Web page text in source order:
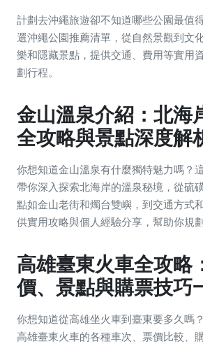
計劃去沖繩旅遊卻不知道哪些公園最值
選沖繩公園推薦清單，從自然景觀到文
樂和隱藏景點，提供交通、費用等實用
劃行程。
金山溫泉介紹：北海
全攻略與景點深度解
你想知道金山溫泉有什麼獨特魅力嗎？
帶你深入探索北海岸的溫泉秘境，從硫
點如金山老街和燭台雙嶼，到交通方式
供實用攻略與個人經驗分享，幫助你規
高雄臺東火車全攻略
價、景點與購票技巧
你想知道從高雄坐火車到臺東要多久嗎
高雄臺東火車的各種車次、票價比較、